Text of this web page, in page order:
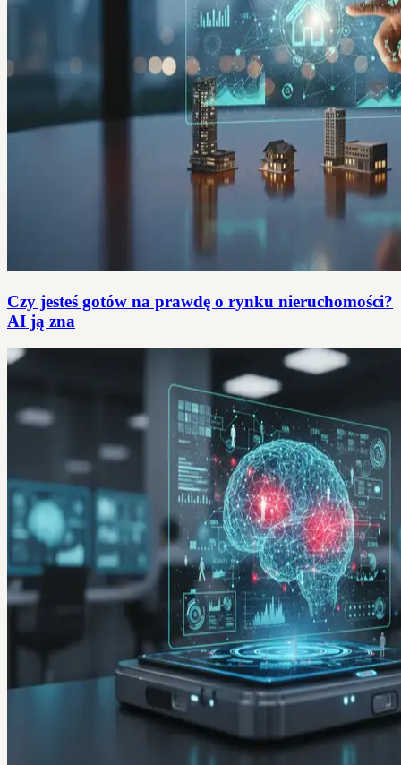
Czy jesteś gotów na prawdę o rynku nieruchomości?
AI ją zna